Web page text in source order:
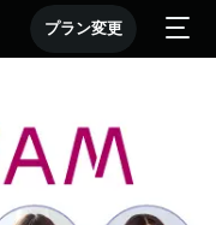
プラン変更